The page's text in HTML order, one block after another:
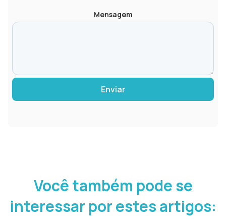
Mensagem
Enviar
Você também pode se
interessar por estes artigos: